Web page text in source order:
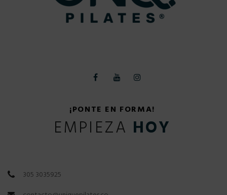
¡PONTE EN FORMA!
EMPIEZA HOY
305 3035925